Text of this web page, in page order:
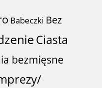
Babeczki Bez
Ciasta
bezmięsne